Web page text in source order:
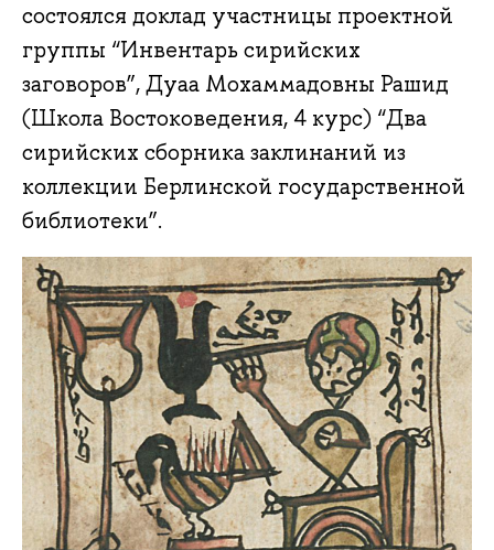
состоялся доклад участницы проектной
группы “Инвентарь сирийских
заговоров”, Дуаа Мохаммадовны Рашид
(Школа Востоковедения, 4 курс) “Два
сирийских сборника заклинаний из
коллекции Берлинской государственной
библиотеки”.